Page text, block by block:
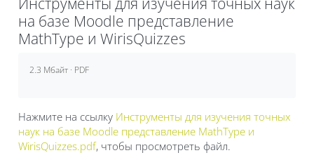
на базе Moodle представление
MathType и WirisQuizzes
2.3 Мбайт · PDF
Нажмите на ссылку Инструменты для изучения точных
наук на базе Moodle представление MathType и
WirisQuizzes.pdf, чтобы просмотреть файл.